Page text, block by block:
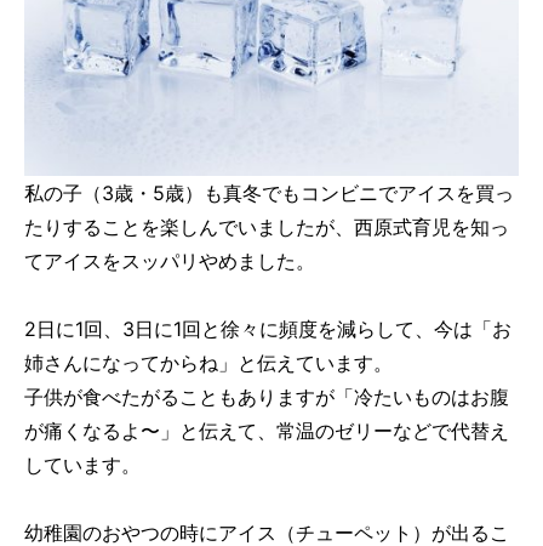
私の子（3歳・5歳）も真冬でもコンビニでアイスを買っ
たりすることを楽しんでいましたが、西原式育児を知っ
てアイスをスッパリやめました。
2日に1回、3日に1回と徐々に頻度を減らして、今は「お
姉さんになってからね」と伝えています。
子供が食べたがることもありますが「冷たいものはお腹
が痛くなるよ〜」と伝えて、常温のゼリーなどで代替え
しています。
幼稚園のおやつの時にアイス（チューペット）が出るこ